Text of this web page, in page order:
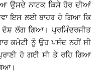
ਉਸਦੇ ਨਾਟਕ ਕਿਸੇ ਹੋਰ ਦੀਆਂ
ਇਸ ਲਈ ਬਾਹਰ ਹੋ ਗਿਆ ਕਿ
ਲੱਗ ਗਿਆ। ਪ੍ਰਮਿੰਦਰਜੀਤ
ਕਮੇਟੀ ਨੂੰ ਉਹ ਪਸੰਦ ਨਹੀਂ ਸੀ
ਹੋ ਗਈ ਸੀ ਤੇ ਰਹਿ ਗਿਆ